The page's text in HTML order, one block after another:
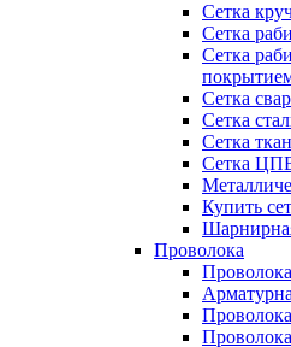
Сетка
Сетка
Сетка
Сетка
Сетка
Сетка
Сетка
Купить
Проволока